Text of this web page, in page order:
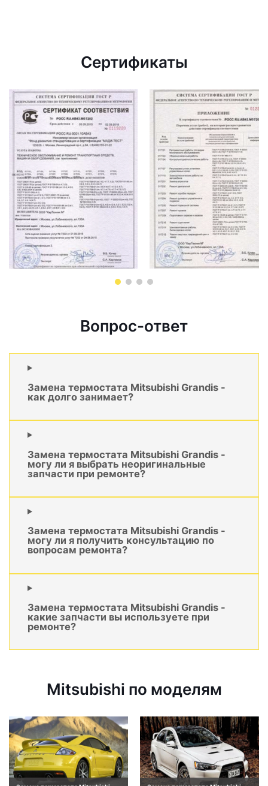
Сертификаты
Вопрос-ответ
Замена термостата Mitsubishi Grandis -
как долго занимает?
Замена термостата Mitsubishi Grandis -
могу ли я выбрать неоригинальные
запчасти при ремонте?
Замена термостата Mitsubishi Grandis -
могу ли я получить консультацию по
вопросам ремонта?
Замена термостата Mitsubishi Grandis -
какие запчасти вы используете при
ремонте?
Mitsubishi по моделям